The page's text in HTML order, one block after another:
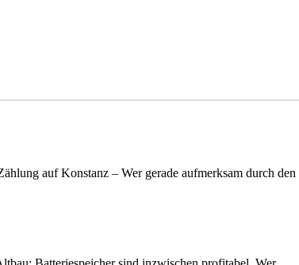
auf Konstanz – Wer gerade aufmerksam durch